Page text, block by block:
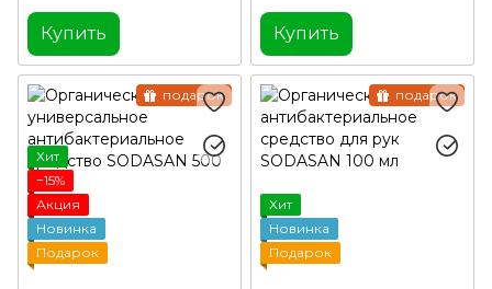
Купить Купить
подарок
Хит
−15%
Акция
Новинка
Подарок
подарок
Хит
Новинка
Подарок